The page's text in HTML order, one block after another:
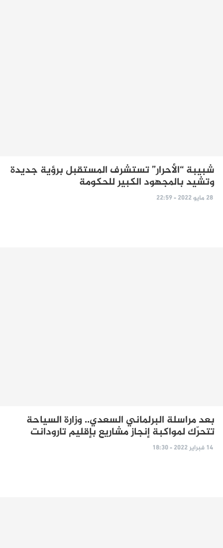
شبيبة “الأحرار” تستشرف المستقبل برؤية جديدة
وتشيد بالمجهود الكبير للحكومة
28 مايو 2022 - 22:59
بعد مراسلة البرلماني السعدي.. وزارة السياحة
تتحرّك لمواكبة إنجاز مشاريع بإقليم تارودانت
14 فبراير 2022 - 18:30